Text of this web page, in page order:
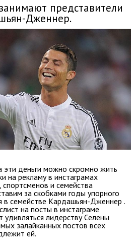
представители
Дженнер.
деньги можно скромно жить
на рекламу в инстаграмах
и семейства
за скобками годы упорного
в семействе Кардашьян-Дженнер .
на посты в инстаграме
лидерству Селены
залайканных постов всех
ей.